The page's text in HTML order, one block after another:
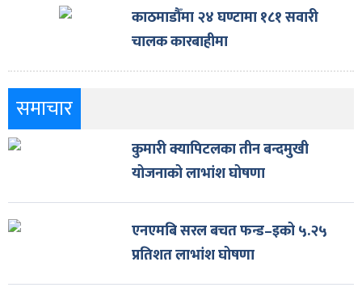
काठमाडौँमा २४ घण्टामा १८१ सवारी
चालक कारबाहीमा
समाचार
कुमारी क्यापिटलका तीन बन्दमुखी
योजनाको लाभांश घोषणा
एनएमबि सरल बचत फन्ड–इको ५.२५
प्रतिशत लाभांश घोषणा